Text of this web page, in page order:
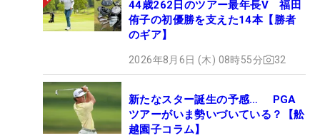
44歳262日のツアー最年長V 福田
侑子の初優勝を支えた14本【勝者
のギア】
2026年8月6日 (木) 08時55分 32
新たなスター誕生の予感… PGA
ツアーがいま勢いづいている？【舩
越園子コラム】